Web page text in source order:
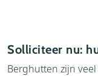
Solliciteer nu:
Berghutten zijn